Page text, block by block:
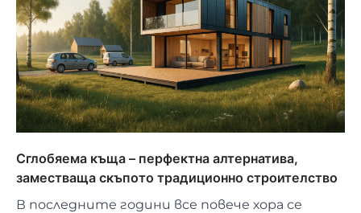
Сглобяема къща – перфектна алтернатива,
заместваща скъпото традиционно строителство
В последните години все повече хора се